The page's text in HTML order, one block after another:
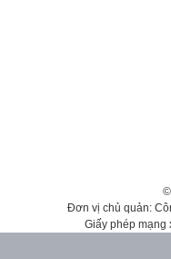
Đơn vị chủ quản:
Giấy phép mạng